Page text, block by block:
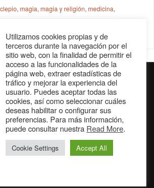
,magia,magia y religión,medicina,
digital de la Sociedad Erasmiana
2697-2468. Bienvenidos cuantos
que intercambiar navegando por
que es el océano erasmiano.
contacto@epistemai.es
CON
Utilizamos cookies propias y de
terceros durante la navegación por el
sitio web, con la finalidad de permitir el
acceso a las funcionalidades de la
página web, extraer estadísticas de
tráfico y mejorar la experiencia del
usuario. Puedes aceptar todas las
cookies, así como seleccionar cuáles
deseas habilitar o configurar sus
preferencias. Para más información,
puede consultar nuestra Read More.
Cookie Settings Accept All